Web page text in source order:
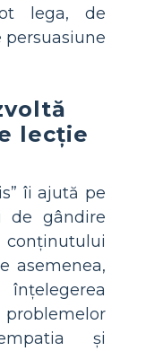
lega, de
persuasiune
lecție
îi ajută pe
de gândire
asemenea,
problemelor
și